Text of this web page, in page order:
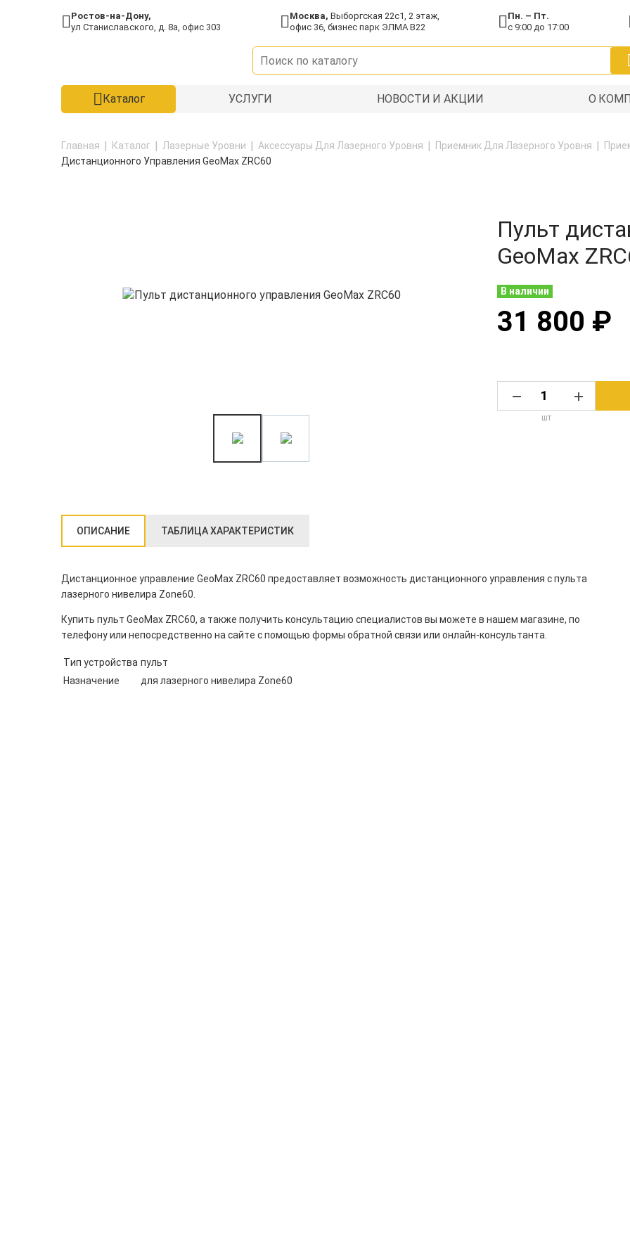
Ростов-на-Дону,
ул Станиславского, д. 8а, офис 303
Москва, Выборгская 22с1, 2 этаж,
офис 36, бизнес парк ЭЛМА В22
Пн. – Пт.
с 9:00 до 17:00
Каталог УСЛУГИ НОВОСТИ И АКЦИИ О
Главная Каталог Лазерные Уровни Аксессуары Для Лазерного Уровня Приемник Для Лазерного Уровня
Дистанционного Управления GeoMax ZRC60
Пульт
GeoMax
В наличии
31 800 ₽
шт
ОПИСАНИЕ ТАБЛИЦА ХАРАКТЕРИСТИК
Дистанционное управление GeoMax ZRC60 предоставляет возможность дистанционного управления с пульта
лазерного нивелира Zone60.
Купить пульт GeoMax ZRC60, а также получить консультацию специалистов вы можете в нашем магазине, по
телефону или непосредственно на сайте с помощью формы обратной связи или онлайн-консультанта.
Тип устройства пульт
Назначение
для лазерного нивелира Zone60